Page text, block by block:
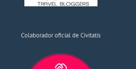
Colaborador oficial de Civitatis